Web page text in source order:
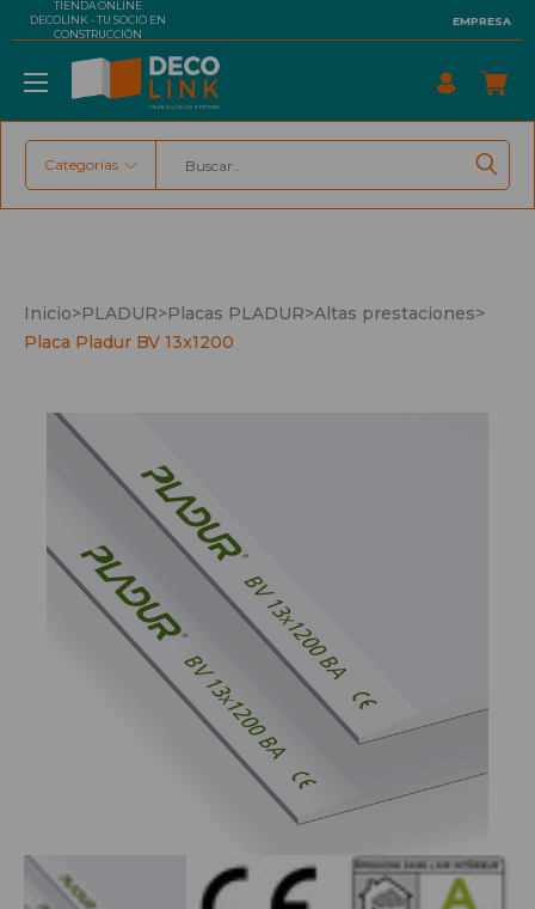
TIENDA ONLINE
DECOLINK - TU SOCIO EN
CONSTRUCCIÓN
EMPRESA
Buscar
Categorías
Inicio>PLADUR>Placas PLADUR>Altas prestaciones>
Placa Pladur BV 13x1200